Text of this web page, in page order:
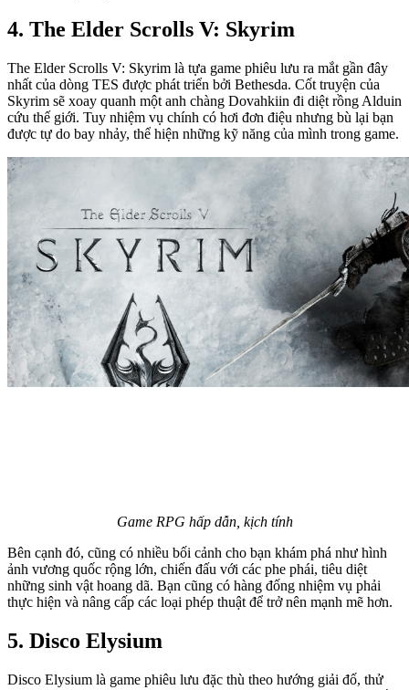
4. The Elder Scrolls V: Skyrim
The Elder Scrolls V: Skyrim là tựa game phiêu lưu ra mắt gần đây
nhất của dòng TES được phát triển bởi Bethesda. Cốt truyện của
Skyrim sẽ xoay quanh một anh chàng Dovahkiin đi diệt rồng Alduin
cứu thế giới. Tuy nhiệm vụ chính có hơi đơn điệu nhưng bù lại bạn
được tự do bay nhảy, thể hiện những kỹ năng của mình trong game.
Game RPG hấp dẫn, kịch tính
Bên cạnh đó, cũng có nhiều bối cảnh cho bạn khám phá như hình
ảnh vương quốc rộng lớn, chiến đấu với các phe phái, tiêu diệt
những sinh vật hoang dã. Bạn cũng có hàng đống nhiệm vụ phải
thực hiện và nâng cấp các loại phép thuật để trở nên mạnh mẽ hơn.
5. Disco Elysium
Disco Elysium là game phiêu lưu đặc thù theo hướng giải đố, thử